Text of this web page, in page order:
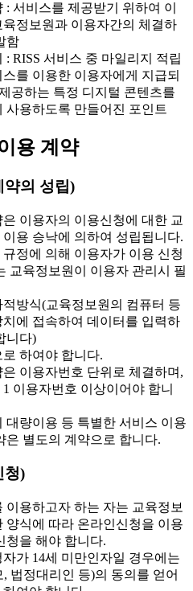
서비스를 제공받기 위하여 이
육정보원과 이용자간의 체결하
함
RISS 서비스 중 마일리지 적립
를 이용한 이용자에게 지급되
공하는 특정 디지털 콘텐츠를
사용하도록 만들어진 포인트
용 계약
약의 성립)
이용자의 이용신청에 대한 교
용 승낙에 의하여 성립됩니다.
정에 의해 이용자가 이용 신청
교육정보원이 이용자 관리시 필
방식(교육정보원의 컴퓨터 등
치에 접속하여 데이터를 입력하
니다)
하여야 합니다.
이용자번호 단위로 체결하며,
이용자번호 이상이어야 합니
량이용 등 특별한 서비스 이용
은 별도의 계약으로 합니다.
청)
용하고자 하는 자는 교육정보
양식에 따라 온라인신청을 이용
청을 해야 합니다.
가 14세 미만인자일 경우에는
법정대리인 등)의 동의를 얻어